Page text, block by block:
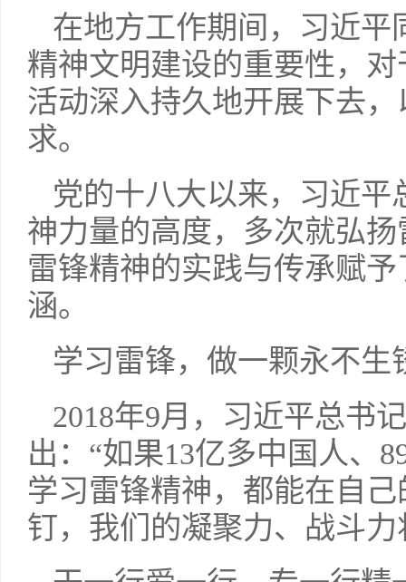
在地方工作期间，习近
精神文明建设的重要性，
活动深入持久地开展下去
求。
党的十八大以来，习近
神力量的高度，多次就弘
雷锋精神的实践与传承赋
涵。
学习雷锋，做一颗永不
2018年9月，习近平总书
出：“如果13亿多中国人、
学习雷锋精神，都能在自
钉，我们的凝聚力、战斗